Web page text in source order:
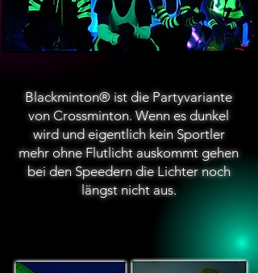
Blackminton® ist die Partyvariante
von Crossminton. Wenn es dunkel
wird und eigentlich kein Sportler
mehr ohne Flutlicht auskommt gehen
bei den Speedern die Lichter noch
längst nicht aus.